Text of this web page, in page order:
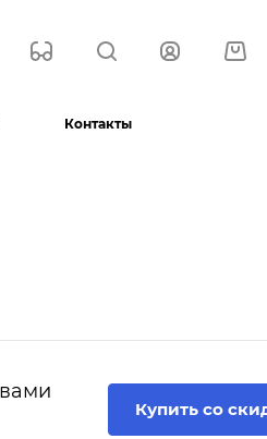
Контакты
Купить со